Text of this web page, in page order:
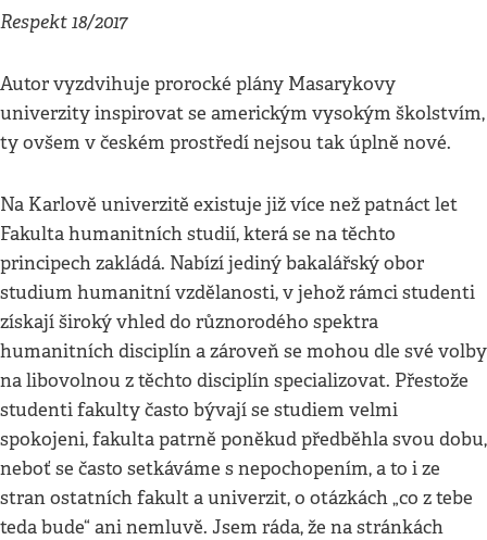
Respekt 18/2017
Autor vyzdvihuje prorocké plány Masarykovy
univerzity inspirovat se americkým vysokým školstvím,
ty ovšem v českém prostředí nejsou tak úplně nové.
Na Karlově univerzitě existuje již více než patnáct let
Fakulta humanitních studií, která se na těchto
principech zakládá. Nabízí jediný bakalářský obor
studium humanitní vzdělanosti, v jehož rámci studenti
získají široký vhled do různorodého spektra
humanitních disciplín a zároveň se mohou dle své volby
na libovolnou z těchto disciplín specializovat. Přestože
studenti fakulty často bývají se studiem velmi
spokojeni, fakulta patrně poněkud předběhla svou dobu,
neboť se často setkáváme s nepochopením, a to i ze
stran ostatních fakult a univerzit, o otázkách „co z tebe
teda bude“ ani nemluvě. Jsem ráda, že na stránkách